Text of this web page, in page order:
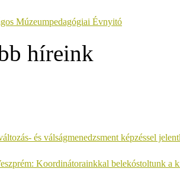
Múzeumpedagógiai Évnyitó
híreink
és válságmenedzsment képzéssel
Koordinátorainkkal belekóstoltunk a